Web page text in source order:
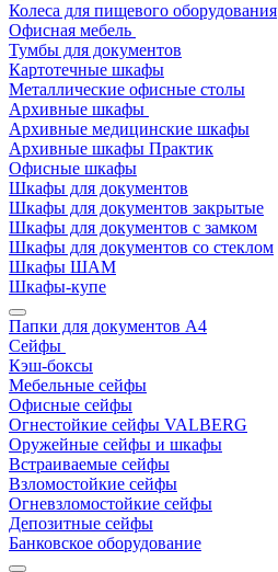
Колеса для пищевого оборудования
Офисная мебель
Тумбы для документов
Картотечные шкафы
Металлические офисные столы
Архивные шкафы
Архивные медицинские шкафы
Архивные шкафы Практик
Офисные шкафы
Шкафы для документов
Шкафы для документов закрытые
Шкафы для документов с замком
Шкафы для документов со стеклом
Шкафы ШАМ
Шкафы-купе
Папки для документов A4
Сейфы
Кэш-боксы
Мебельные сейфы
Офисные сейфы
Огнестойкие сейфы VALBERG
Оружейные сейфы и шкафы
Встраиваемые сейфы
Взломостойкие сейфы
Огневзломостойкие сейфы
Депозитные сейфы
Банковское оборудование